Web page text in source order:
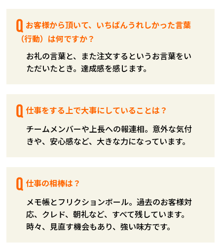
お客様から頂いて、いちばんうれしかった言葉
（行動）は何ですか？
お礼の言葉と、また注文するというお言葉をい
ただいたとき。達成感を感じます。
仕事をする上で大事にしていることは？
チームメンバーや上長への報連相。意外な気付
きや、安心感など、大きな力になっています。
仕事の相棒は？
メモ帳とフリクションボール。過去のお客様対
応、クレド、朝礼など、すべて残しています。
時々、見直す機会もあり、強い味方です。